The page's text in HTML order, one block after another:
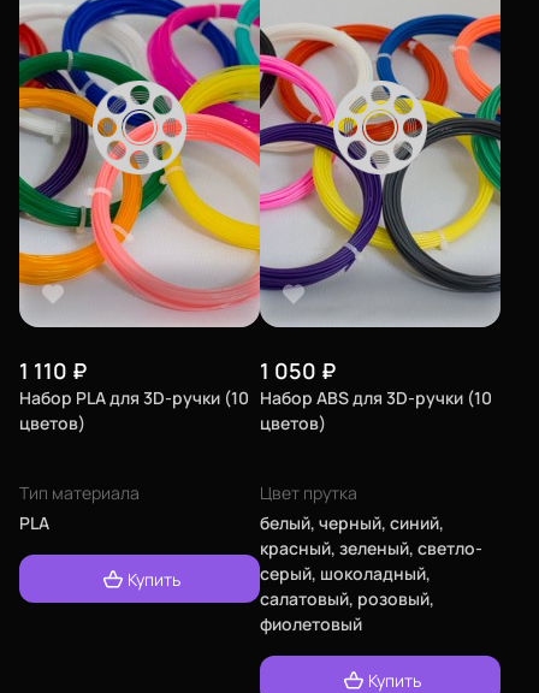
1 110 ₽
Набор PLA для 3D-ручки (10
цветов)
Тип материала
PLA
Купить
1 050 ₽
Набор ABS для 3D-ручки (10
цветов)
Цвет прутка
белый, черный, синий,
красный, зеленый, светло-
серый, шоколадный,
салатовый, розовый,
фиолетовый
Купить
О нас
Филиалы
Сертификаты
Система скидок
Оплата и доставка
Для крупных 3D-печатников
Политика конфиденциальности
Мы в социальных сетях
Екатеринбург изменить
Телефон